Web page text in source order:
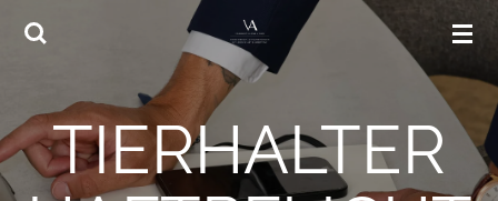
Zum
springen
TIERHALTER